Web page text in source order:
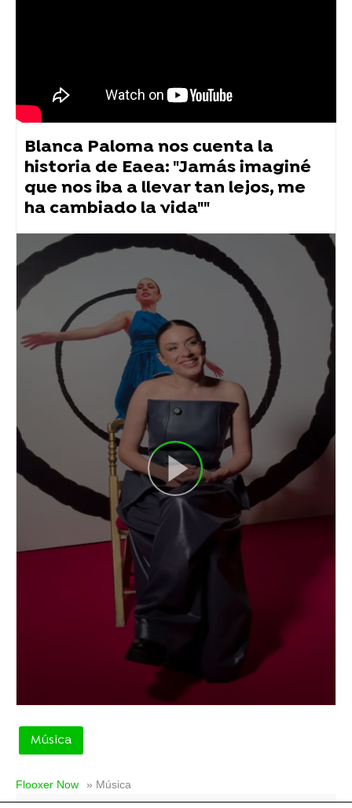
Blanca Paloma nos cuenta la
historia de Eaea: "Jamás imaginé
que nos iba a llevar tan lejos, me
ha cambiado la vida""
Música
Flooxer Now » Música